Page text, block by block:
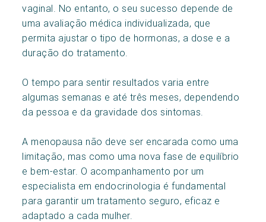
vaginal. No entanto, o seu sucesso depende de
uma avaliação médica individualizada, que
permita ajustar o tipo de hormonas, a dose e a
duração do tratamento.
O tempo para sentir resultados varia entre
algumas semanas e até três meses, dependendo
da pessoa e da gravidade dos sintomas.
A menopausa não deve ser encarada como uma
limitação, mas como uma nova fase de equilíbrio
e bem-estar. O acompanhamento por um
especialista em endocrinologia é fundamental
para garantir um tratamento seguro, eficaz e
adaptado a cada mulher.